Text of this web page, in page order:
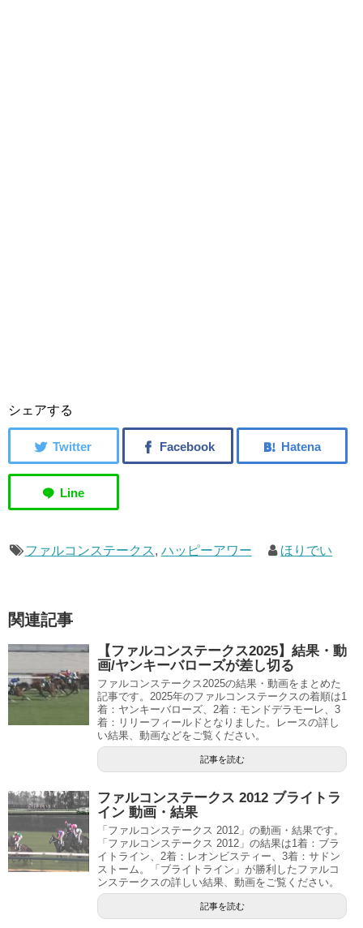
シェアする
ファルコンステークス, ハッピーアワー ほりでい
関連記事
【ファルコンステークス2025】結果・動
画/ヤンキーバローズが差し切る
ファルコンステークス2025の結果・動画をまとめた
記事です。2025年のファルコンステークスの着順は1
着：ヤンキーバローズ、2着：モンドデラモーレ、3
着：リリーフィールドとなりました。レースの詳し
い結果、動画などをご覧ください。
記事を読む
ファルコンステークス 2012 ブライトラ
イン 動画・結果
「ファルコンステークス 2012」の動画・結果です。
「ファルコンステークス 2012」の結果は1着：ブラ
イトライン、2着：レオンビスティー、3着：サドン
ストーム。「ブライトライン」が勝利したファルコ
ンステークスの詳しい結果、動画をご覧ください。
記事を読む